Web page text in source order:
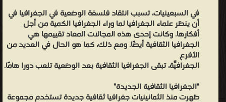
في السبعينيات، تسبب انتقاد فلسفة الوضعية في الجغرافيا في
أن ينظر علماء الجغرافيا لما وراء الجغرافيا الكمية من أجل
أفكارها. وكانت إحدى هذه المجالات المعاد تقييمها هي
الجغرافيا الثقافية أيضًا. ومع ذلك، كما هو الحال في العديد من
الأفرع
الجغرافيّة، تبقى الجغرافيا الثقافية بعد الوضعية تلعب دورًا هامًا.
"الجغرافيا الثقافية الجديدة"
ظهرت منذ الثمانينيات جغرافيا ثقافية جديدة تستخدم مجموعة